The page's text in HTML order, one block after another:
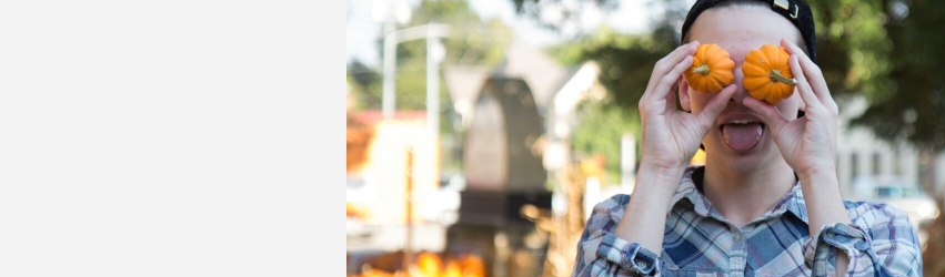
Uroda
Zakupy i opinie
Zdrowie